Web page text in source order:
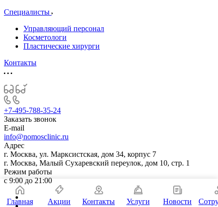
Специалисты
Управляющий персонал
Косметологи
Пластические хирурги
Контакты
+7-495-788-35-24
Заказать звонок
E-mail
info@nomosclinic.ru
Адрес
г. Москва, ул. Марксистская, дом 34, корпус 7
г. Москва, Малый Сухаревский переулок, дом 10, стр. 1
Режим работы
с 9:00 до 21:00
Главная Акции Контакты Услуги Новости